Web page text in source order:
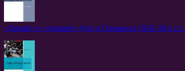
«Левый» и «правый» бунт в Германии 1920–30-х